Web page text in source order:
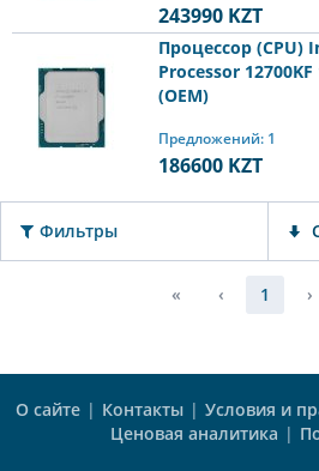
243990 KZT
Процессор (CPU)
Processor 12700KF
(OEM)
Предложений: 1
186600 KZT
Фильтры
« ‹ 1 ›
О сайте | Контакты | Условия и
Ценовая аналитика |